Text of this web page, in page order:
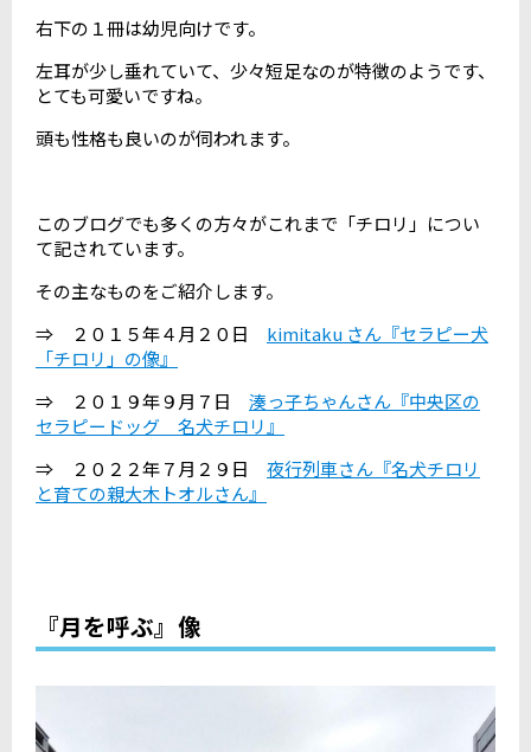
右下の１冊は幼児向けです。
左耳が少し垂れていて、少々短足なのが特徴のようです、
とても可愛いですね。
頭も性格も良いのが伺われます。
このブログでも多くの方々がこれまで「チロリ」につい
て記されています。
その主なものをご紹介します。
⇒ ２０１５年４月２０日 kimitaku さん『セラピー犬
「チロリ」の像』
⇒ ２０１９年９月７日 湊っ子ちゃんさん『中央区の
セラピードッグ 名犬チロリ』
⇒ ２０２２年７月２９日 夜行列車さん『名犬チロリ
と育ての親大木トオルさん』
『月を呼ぶ』像